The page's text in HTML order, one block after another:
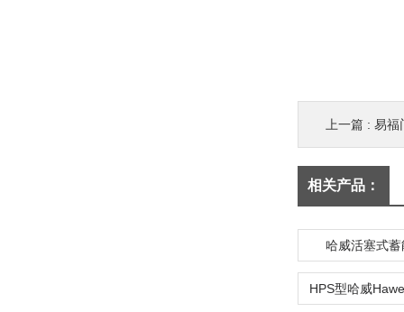
上一篇 : 易福
相关产品：
哈威活塞式蓄